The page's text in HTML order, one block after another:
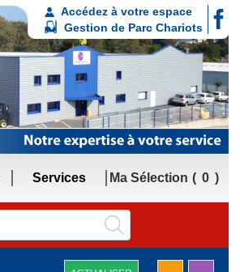
Accédez à votre espace
Gestion de Parc Chariots
Ma Sélection 0
Services